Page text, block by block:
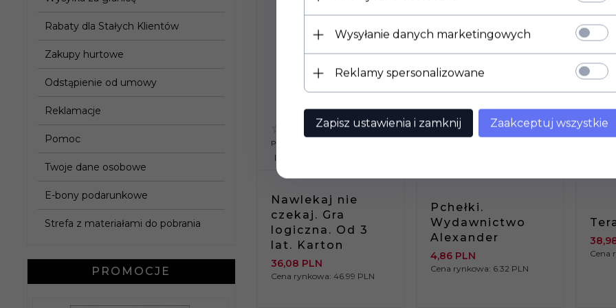
Rabaty dla Stałych Klientów
Zakupy hurtowe
Odstąpienie od umowy
Reklamacje
Pomoc
Twoje dane osobowe
E-bony podarunkowe
Strefa z materiałami do pobrania
PROMOCJE
PRODUKT DOSTĘPNY!
Nawlekaj nie
czekaj. Gra
logiczna. Od 3
lat. Karton
36,08 PLN
Cena rynkowa: 46.99 PLN
Pchełki.
Wydawnictwo
Alexander
4,86 PLN
Cena rynkowa: 6.32 PLN
38,
Cena
Wysyłanie danych marketingowych
Reklamy spersonalizowane
Zapisz ustawienia i zamknij Zaakceptuj wszystkie